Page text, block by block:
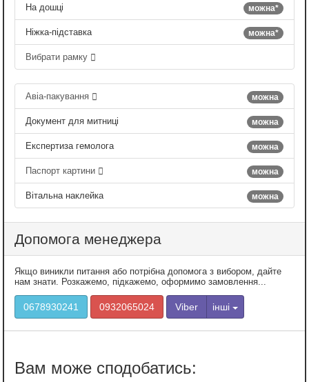
можна*
На дошці
можна*
Ніжка-підставка
Вибрати рамку
можна
Авіа-пакування
можна
Документ для митниці
можна
Експертиза гемолога
можна
Паспорт картини
можна
Вітальна наклейка
Допомога менеджера
Якщо виникли питання або потрібна допомога з вибором, дайте
нам знати. Розкажемо, підкажемо, оформимо замовлення...
0678930241 0932065024 Viber інші